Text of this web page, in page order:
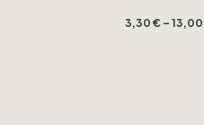
3,30 € – 13,00